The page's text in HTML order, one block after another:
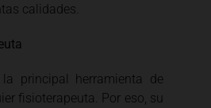
calidades.
la principal herramienta de
fisioterapeuta. Por eso, su